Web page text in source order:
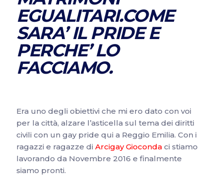
EGUALITARI.COME
SARA’ IL PRIDE E
PERCHE’ LO
FACCIAMO.
Era uno degli obiettivi che mi ero dato con voi
per la città, alzare l’asticella sul tema dei diritti
civili con un gay pride qui a Reggio Emilia. Con i
ragazzi e ragazze di Arcigay Giocondaci stiamo
lavorando da Novembre 2016 e finalmente
siamo pronti.